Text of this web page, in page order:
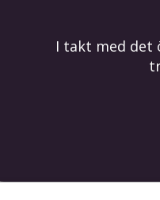
I takt med det